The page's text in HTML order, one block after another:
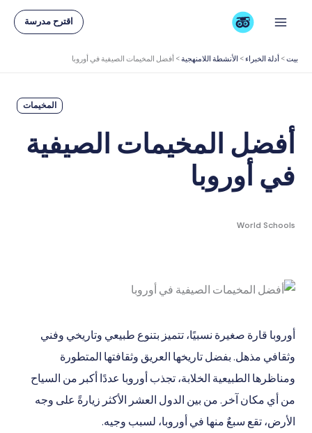
المحتوى
اقترح مدرسة
بيت> أدلة الخبراء > الأنشطة اللامنهجية> أفضل المخيمات الصيفية في أوروبا
المخيمات
أفضل المخيمات الصيفية
في أوروبا
World Schools
أوروبا قارة صغيرة نسبيًا، تتميز بتنوع طبيعي وتاريخي وفني
وثقافي مذهل. بفضل تاريخها العريق وثقافتها المتطورة
ومناظرها الطبيعية الخلابة، تجذب أوروبا عددًا أكبر من السياح
من أي مكان آخر. من بين الدول العشر الأكثر زيارةً على وجه
الأرض، تقع سبعٌ منها في أوروبا، لسبب وجيه.